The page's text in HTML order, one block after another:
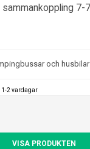
7-
och
1-2 vardagar
VISA PRODUKTEN